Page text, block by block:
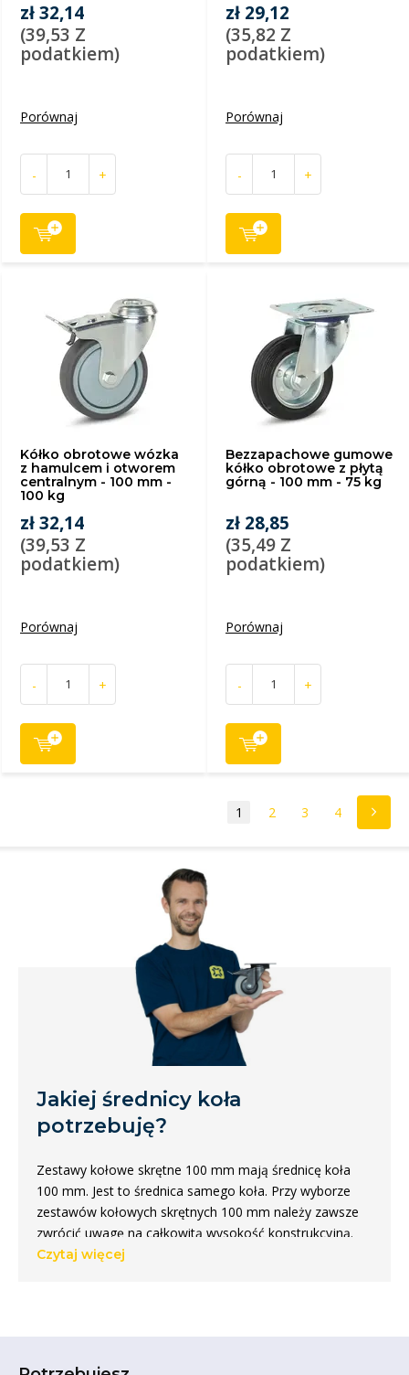
zł 32,14
(39,53 Z
podatkiem)
Porównaj
- +
zł 29,12
(35,82 Z
podatkiem)
Porównaj
- +
Kółko obrotowe wózka
z hamulcem i otworem
centralnym - 100 mm -
100 kg
zł 32,14
(39,53 Z
podatkiem)
Porównaj
- +
Bezzapachowe gumowe
kółko obrotowe z płytą
górną - 100 mm - 75 kg
zł 28,85
(35,49 Z
podatkiem)
Porównaj
- +
1 2 3 4
Jakiej średnicy koła
potrzebuję?
Zestawy kołowe skrętne 100 mm mają średnicę koła
100 mm. Jest to średnica samego koła. Przy wyborze
zestawów kołowych skrętnych 100 mm należy zawsze
zwrócić uwagę na całkowitą wysokość konstrukcyjną.
Może ona być różna dla każdego koła. Ponadto zestawy
zestawu kołowego skrętnego?
Czytaj więcej